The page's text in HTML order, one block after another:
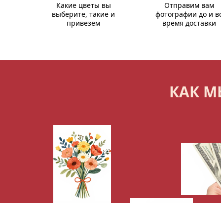
Какие цветы вы
выберите, такие и
привезем
Отправим вам
фотографии до и
время доставки
КАК